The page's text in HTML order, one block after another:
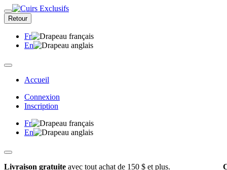
Retour
Fr
En
Accueil
Connexion
Inscription
Fr
En
Livraison gratuite avec tout achat de 150 $ et plus.